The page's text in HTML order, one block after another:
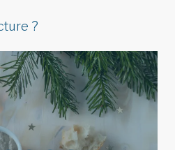
?
de Noël pour
omnivores
&…